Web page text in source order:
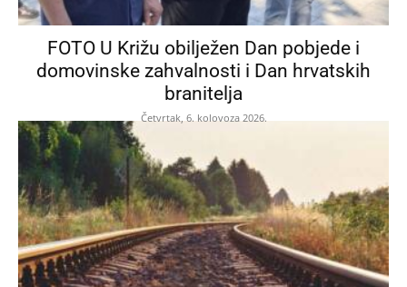
FOTO U Križu obilježen Dan pobjede i
domovinske zahvalnosti i Dan hrvatskih
branitelja
Četvrtak, 6. kolovoza 2026.